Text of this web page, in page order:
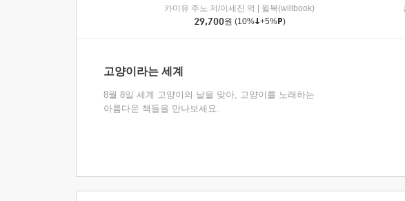
카미유 주노 저/이세진 역
윌북(willbook)
29,700원 (10% +5% )
고양이라는 세계
8월 8일 세계 고양이의 날을 맞아, 고양이를 노래하는
아름다운 책들을 만나보세요.